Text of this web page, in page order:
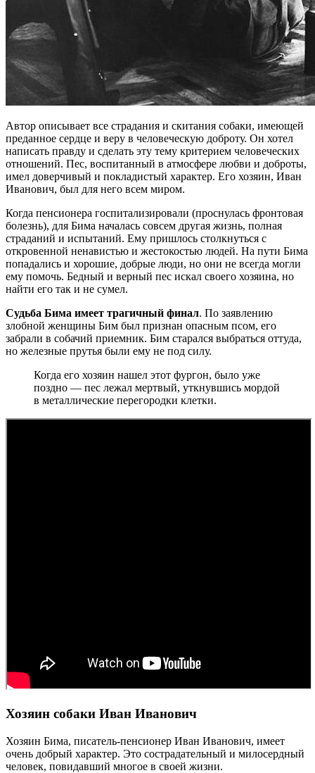
Автор описывает все страдания и скитания собаки, имеющей
преданное сердце и веру в человеческую доброту. Он хотел
написать правду и сделать эту тему критерием человеческих
отношений. Пес, воспитанный в атмосфере любви и доброты,
имел доверчивый и покладистый характер. Его хозяин, Иван
Иванович, был для него всем миром.
Когда пенсионера госпитализировали (проснулась фронтовая
болезнь), для Бима началась совсем другая жизнь, полная
страданий и испытаний. Ему пришлось столкнуться с
откровенной ненавистью и жестокостью людей. На пути Бима
попадались и хорошие, добрые люди, но они не всегда могли
ему помочь. Бедный и верный пес искал своего хозяина, но
найти его так и не сумел.
Судьба Бима имеет трагичный финал. По заявлению
злобной женщины Бим был признан опасным псом, его
забрали в собачий приемник. Бим старался выбраться оттуда,
но железные прутья были ему не под силу.
Когда его хозяин нашел этот фургон, было уже
поздно — пес лежал мертвый, уткнувшись мордой
в металлические перегородки клетки.
Хозяин собаки Иван Иванович
Хозяин Бима, писатель-пенсионер Иван Иванович, имеет
очень добрый характер. Это сострадательный и милосердный
человек, повидавший многое в своей жизни.